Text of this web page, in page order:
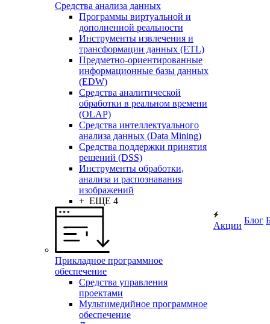
Средства анализа данных
Программы виртуальной и
дополненной реальности
Инструменты извлечения и
трансформации данных (ETL)
Предметно-ориентированные
информационные базы данных
(EDW)
Средства аналитической
обработки в реальном времени
(OLAP)
Средства интеллектуального
анализа данных (Data Mining)
Средства поддержки принятия
решений (DSS)
Инструменты обработки,
анализа и распознавания
изображений
+ ЕЩЕ 4
Прикладное программное
обеспечение
Средства управления
проектами
Мультимедийное программное
обеспечение
Акции
Блог